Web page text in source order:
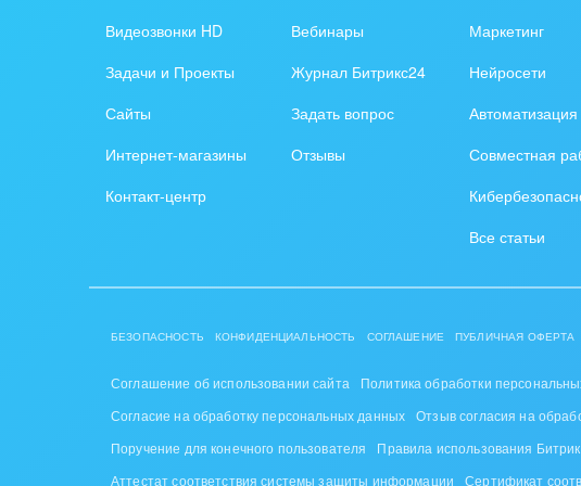
Создание сайтов
Интернет-магазин и CRM
внедрения
Внедрение для медицины
Внедрение онлайн-
/ Интранета
Общественно-
организации
СМИ,
благоустройство
Транспорт,
автобизнес
Видеозвонки HD
Задачи и Проекты
Сайты
Интернет-магазины
Контакт-центр
Вебинары
Журнал Битрикс24
Задать вопрос
Отзывы
Маркетинг
Нейросети
Автоматизация
Совместная
Все статьи
БЕЗОПАСНОСТЬ КОНФИДЕНЦИАЛЬНОСТЬ СОГЛАШЕНИЕ ПУБЛИЧНАЯ ОФЕРТА
Соглашение об использовании сайта
Политика обработки
Согласие на обработку персональных данных Отзыв согласия на
Поручение для конечного пользователя
Правила использования
Аттестат соответствия системы защиты информации
Сертификат